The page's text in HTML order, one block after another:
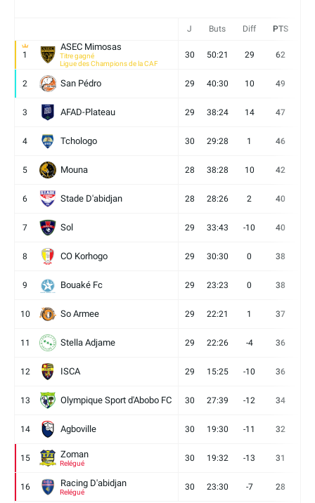
J Buts Diff PTS
1
ASEC Mimosas
Titre gagné
Ligue des Champions de la CAF
30 50:21 29 62
2 San Pédro 29 40:30 10 49
3 AFAD-Plateau 29 38:24 14 47
4 Tchologo 30 29:28 1 46
5 Mouna 28 38:28 10 42
6 Stade D'abidjan 28 28:26 2 40
7 Sol 29 33:43 -10 40
8 CO Korhogo 29 30:30 0 38
9 Bouaké Fc 29 23:23 0 38
10 So Armee 29 22:21 1 37
11 Stella Adjame 29 22:26 -4 36
12 ISCA 29 15:25 -10 36
13 Olympique Sport d'Abobo FC 30 27:39 -12 34
14 Agboville 30 19:30 -11 32
15 Zoman
Relégué
30 19:32 -13 31
16 Racing D'abidjan
Relégué
30 23:30 -7 28